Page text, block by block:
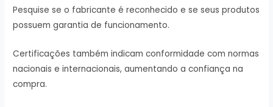
Pesquise se o fabricante é reconhecido e se seus produtos
possuem garantia de funcionamento.
Certificações também indicam conformidade com normas
nacionais e internacionais, aumentando a confiança na
compra.